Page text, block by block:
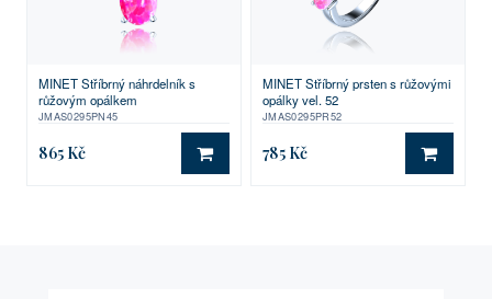
MINET Stříbrný náhrdelník s
růžovým opálkem
JMAS0295PN45
865 Kč DO KOŠÍKU
MINET Stříbrný prsten s růžovými
opálky vel. 52
JMAS0295PR52
785 Kč DO